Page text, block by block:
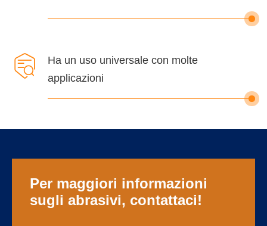

Ha un uso universale con molte
applicazioni
Per maggiori informazioni
sugli abrasivi, contattaci!